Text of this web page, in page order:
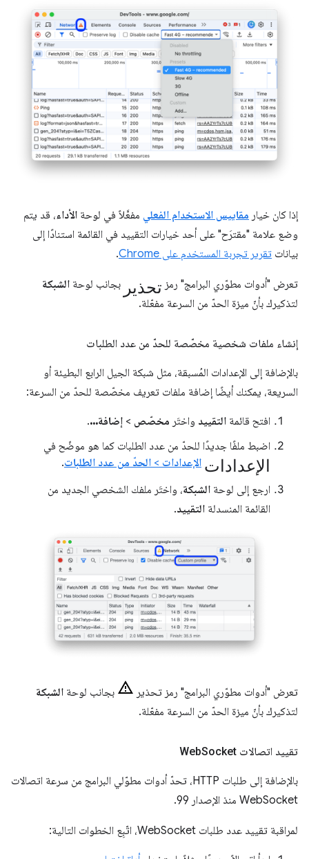
إذا كان خيار مقاييس الاستخدام الفعلي مفعَّلاً في لوحة الأداء، قد يتم
وضع علامة "مقترَح" على أحد خيارات التقييد في القائمة استنادًا إلى
بيانات تقرير تجربة المستخدم على Chrome .
تعرض "أدوات مطوّري البرامج" رمز تحذير بجانب لوحة الشبكة
لتذكيرك بأنّ ميزة الحدّ من السرعة مفعّلة.
إنشاء ملفات شخصية مخصّصة للحدّ من عدد الطلبات
بالإضافة إلى الإعدادات المُسبقة، مثل شبكة الجيل الرابع البطيئة أو
السريعة، يمكنك أيضًا إضافة ملفات تعريف مخصّصة للحدّ من السرعة:
افتح قائمة التقييد واختَر مخصّص > إضافة....
اضبط ملفًا جديدًا للحدّ من عدد الطلبات كما هو موضّح في
الإعدادات الإعدادات > الحدّ من عدد الطلبات.
ارجع إلى لوحة الشبكة، واختَر ملفك الشخصي الجديد من
القائمة المنسدلة التقييد.
تعرض "أدوات مطوّري البرامج" رمز تحذير بجانب لوحة الشبكة
لتذكيرك بأنّ ميزة الحدّ من السرعة مفعّلة.
تقييد اتصالات Web Socket
بالإضافة إلى طلبات HTTP، تحدّ أدوات مطوّلي البرامج من سرعة اتصالات
WebSocket منذ الإصدار 99.
لمراقبة تقييد عدد طلبات WebSocket، اتّبِع الخطوات التالية: